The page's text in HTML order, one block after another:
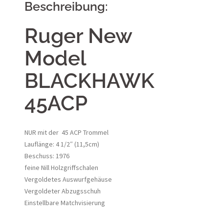
Beschreibung:
Ruger New
Model
BLACKHAWK
45ACP
NUR mit der 45 ACP Trommel
Lauflänge: 4 1/2″ (11,5cm)
Beschuss: 1976
feine Nill Holzgriffschalen
Vergoldetes Auswurfgehäuse
Vergoldeter Abzugsschuh
Einstellbare Matchvisierung